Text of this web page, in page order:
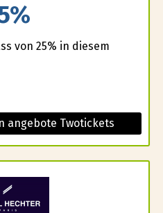
von 25% in diesem
angebote Twotickets